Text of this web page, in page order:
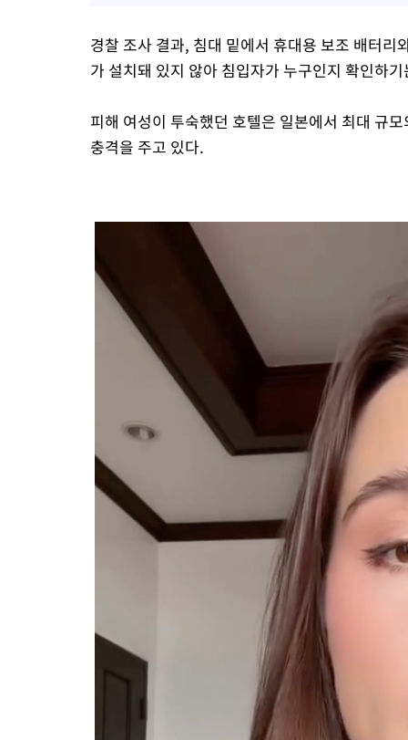
경찰 조사 결과, 침대 밑에서 휴대용 보조 배터
가 설치돼 있지 않아 침입자가 누구인지 확인하
피해 여성이 투숙했던 호텔은 일본에서 최대 규
충격을 주고 있다.